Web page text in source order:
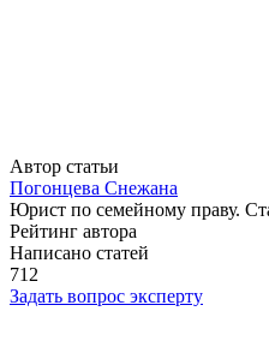
Автор статьи
Погонцева Снежана
Юрист по семейному праву.
Рейтинг автора
Написано статей
712
Задать вопрос эксперту